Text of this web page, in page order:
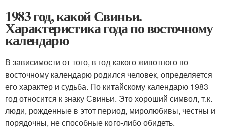
1983 год, какой Свиньи.
Характеристика года по восточному
календарю
В зависимости от того, в год какого животного по
восточному календарю родился человек, определяется
его характер и судьба. По китайскому календарю 1983
год относится к знаку Свиньи. Это хороший символ, т.к.
люди, рожденные в этот период, миролюбивы, честны и
порядочны, не способные кого-либо обидеть.